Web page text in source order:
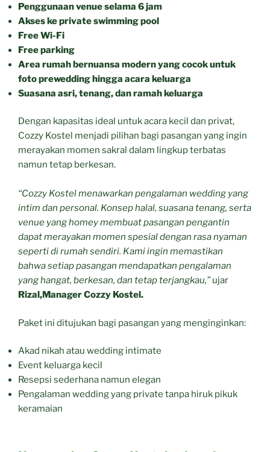
Penggunaan venue selama 6 jam
Akses ke private swimming pool
Free Wi-Fi
Free parking
Area rumah bernuansa modern yang cocok untuk
foto prewedding hingga acara keluarga
Suasana asri, tenang, dan ramah keluarga
Dengan kapasitas ideal untuk acara kecil dan privat,
Cozzy Kostel menjadi pilihan bagi pasangan yang ingin
merayakan momen sakral dalam lingkup terbatas
namun tetap berkesan.
“Cozzy Kostel menawarkan pengalaman wedding yang
intim dan personal. Konsep halal, suasana tenang, serta
venue yang homey membuat pasangan pengantin
dapat merayakan momen spesial dengan rasa nyaman
seperti di rumah sendiri. Kami ingin memastikan
bahwa setiap pasangan mendapatkan pengalaman
yang hangat, berkesan, dan tetap terjangkau,”ujar
Rizal,Manager Cozzy Kostel.
Paket ini ditujukan bagi pasangan yang menginginkan:
Akad nikah atau wedding intimate
Event keluarga kecil
Resepsi sederhana namun elegan
Pengalaman wedding yang private tanpa hiruk pikuk
keramaian